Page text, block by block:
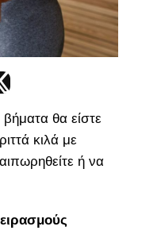
θα είστε
κιλά με
ή να